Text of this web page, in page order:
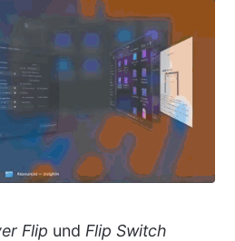
Flip und Flip Switch